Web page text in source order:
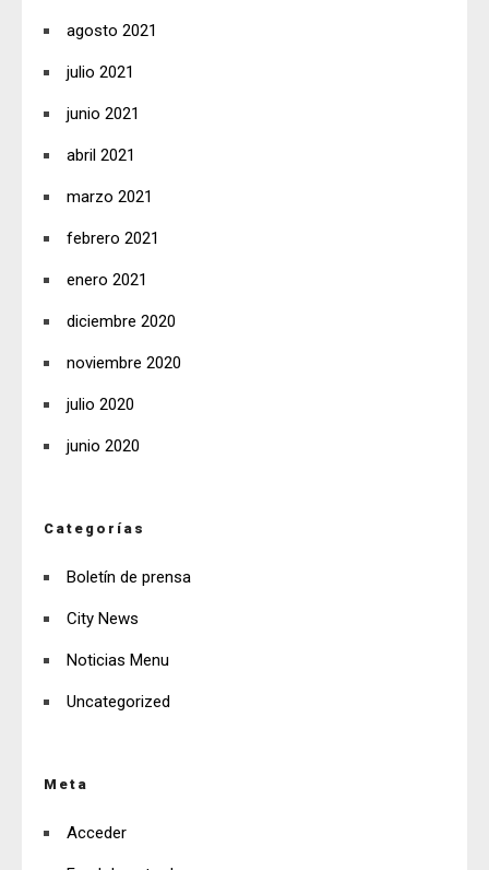
agosto 2021
julio 2021
junio 2021
abril 2021
marzo 2021
febrero 2021
enero 2021
diciembre 2020
noviembre 2020
julio 2020
junio 2020
Categorías
Boletín de prensa
City News
Noticias Menu
Uncategorized
Meta
Acceder